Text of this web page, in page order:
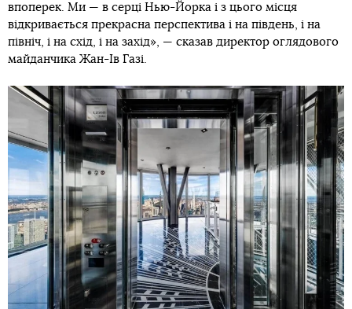
впоперек. Ми — в серці Нью-Йорка і з цього місця
відкривається прекрасна перспектива і на південь, і на
північ, і на схід, і на захід», — сказав директор оглядового
майданчика Жан-Ів Газі.